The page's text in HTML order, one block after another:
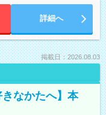
詳細へ
掲載日：2026.08.03
なかたへ】本